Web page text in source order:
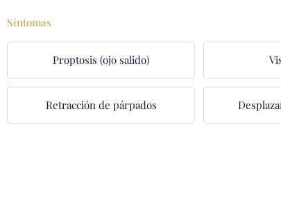
Síntomas
Proptosis (ojo salido)
Retracción de párpados